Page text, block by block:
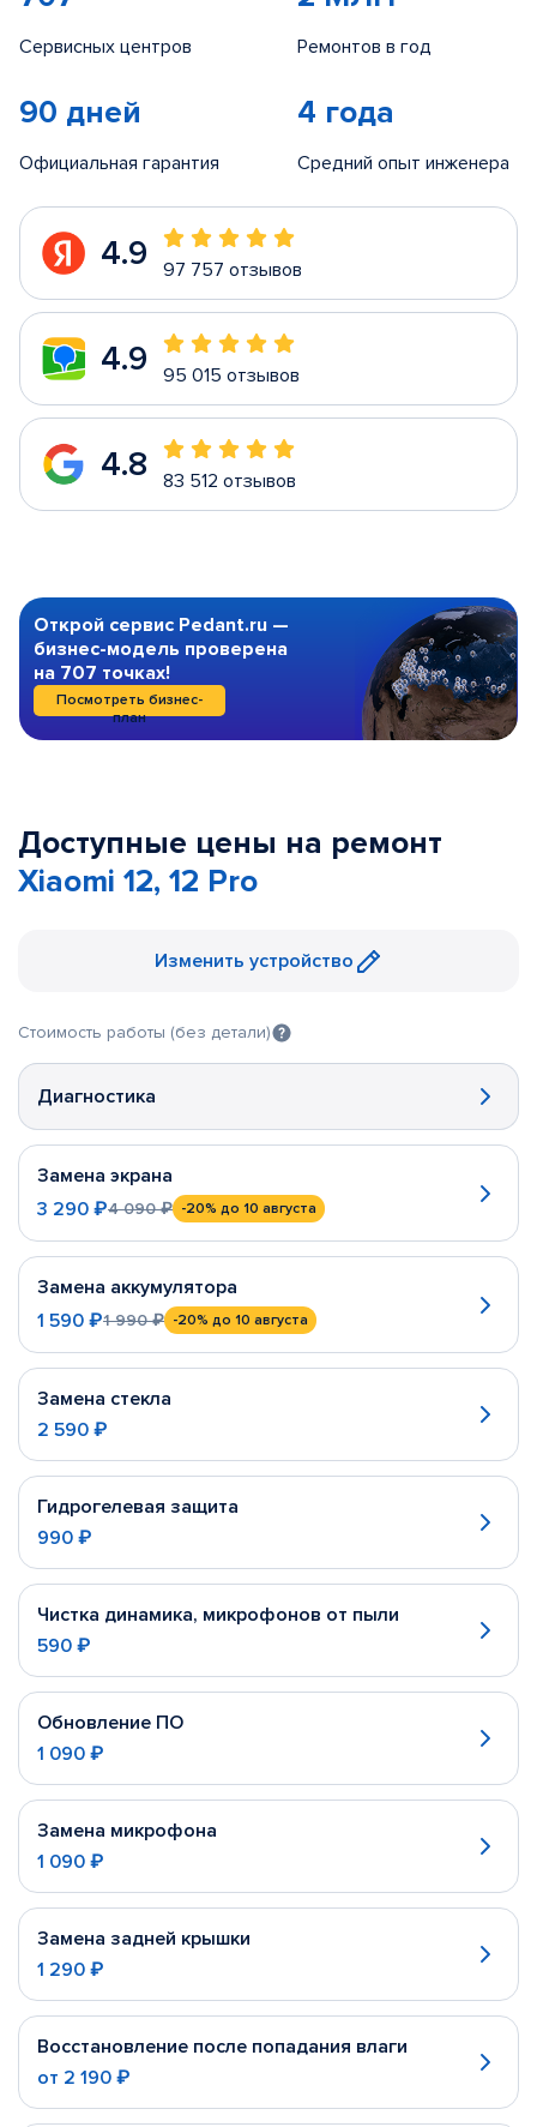
Сервисных центров Ремонтов в год
90 дней
Официальная гарантия
4 года
Средний опыт инженера
4.9 97 757 отзывов
4.9 95 015 отзывов
4.8 83 512 отзывов
Открой сервис Pedant.ru —
бизнес-модель проверена
на 707 точках!
Посмотреть бизнес-
план
Доступные цены на ремонт
Xiaomi 12, 12 Pro
Изменить устройство
Стоимость работы (без детали)
Диагностика
Замена экрана
3 290 ₽4 090 ₽ -20% до 10 августа
Замена аккумулятора
1 590 ₽1 990 ₽ -20% до 10 августа
Замена стекла
2 590 ₽
Гидрогелевая защита
990 ₽
Чистка динамика, микрофонов от пыли
590 ₽
Обновление ПО
1 090 ₽
Замена микрофона
1 090 ₽
Замена задней крышки
1 290 ₽
Восстановление после попадания влаги
от 2 190 ₽